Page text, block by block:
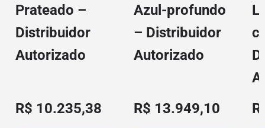
Prateado –
Distribuidor
Autorizado
R$ 10.235,38
Azul-profundo
– Distribuidor
Autorizado
R$ 13.949,10